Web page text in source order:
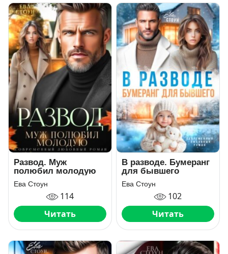
Развод. Муж
полюбил молодую
Ева Стоун
114
Читать
В разводе. Бумеранг
для бывшего
Ева Стоун
102
Читать